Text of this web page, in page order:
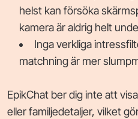
helst kan försöka
kamera är aldrig helt
Inga verkliga
matchning är mer
EpikChat ber dig inte att
eller familjedetaljer, vilket